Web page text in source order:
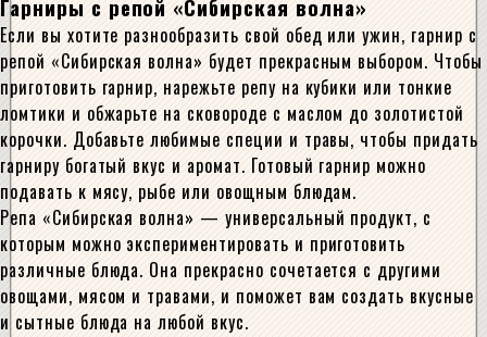
Гарниры с репой «Сибирская волна»
Если вы хотите разнообразить свой обед или ужин, гарнир с
репой «Сибирская волна» будет прекрасным выбором. Чтобы
приготовить гарнир, нарежьте репу на кубики или тонкие
ломтики и обжарьте на сковороде с маслом до золотистой
корочки. Добавьте любимые специи и травы, чтобы придать
гарниру богатый вкус и аромат. Готовый гарнир можно
подавать к мясу, рыбе или овощным блюдам.
Репа «Сибирская волна» — универсальный продукт, с
которым можно экспериментировать и приготовить
различные блюда. Она прекрасно сочетается с другими
овощами, мясом и травами, и поможет вам создать вкусные
и сытные блюда на любой вкус.